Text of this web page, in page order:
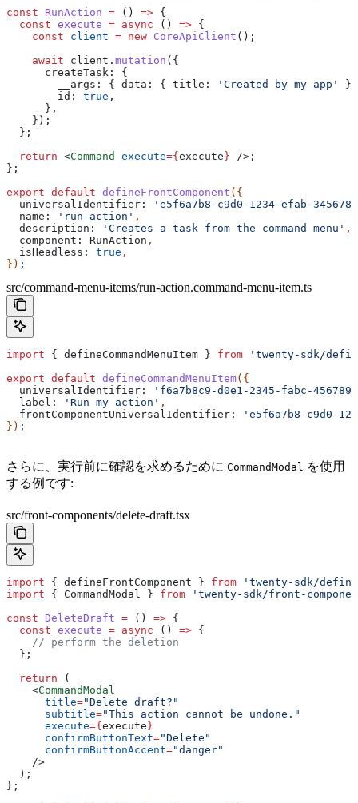
const RunAction = () => {
  const
execute = async () => {
    const
client = new CoreApiClient ();
    await
client . mutation ({
      createTask:
{
        __args:
{ data: { title: 'Created by my app'
}
        id:
true ,
      },
    });
  };
  return
<Command execute={ execute } /> ;
};
export default defineFrontComponent ({
  universalIdentifier:
'e5f6a7b8-c9d0-1234-efab-
  name:
'run-action' ,
  description:
'Creates a task from the command menu' ,
  component:
RunAction ,
  isHeadless:
true ,
}) ;
src/command-menu-items/run-action.command-menu-item.ts
import { defineCommandMenuItem } from 'twenty-sdk/
export default defineCommandMenuItem({
  universalIdentifier:
'f6a7b8c9-d0e1-2345-fabc-
  label:
'Run my action' ,
  frontComponentUniversalIdentifier:
'e5f6a7b8-c9d0-
}) ;
さらに、実行前に確認を求めるために CommandModal を使用
する例です:
src/front-components/delete-draft.tsx
import { defineFrontComponent } from 'twenty-sdk/
import { CommandModal } from 'twenty-sdk/front-
const DeleteDraft = () => {
  const
execute = async () => {
    // perform the deletion
  };
  return
(
    <
CommandModal
      title
="Delete draft?"
      subtitle
="This action cannot be undone."
      execute
={ execute }
      confirmButtonText
="Delete"
      confirmButtonAccent
="danger"
    />
  );
};